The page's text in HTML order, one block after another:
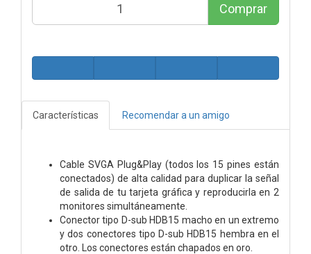
Comprar
Características Recomendar a un amigo
Cable SVGA Plug&Play (todos los 15 pines están
conectados) de alta calidad para duplicar la señal
de salida de tu tarjeta gráfica y reproducirla en 2
monitores simultáneamente.
Conector tipo D-sub HDB15 macho en un extremo
y dos conectores tipo D-sub HDB15 hembra en el
otro. Los conectores están chapados en oro.